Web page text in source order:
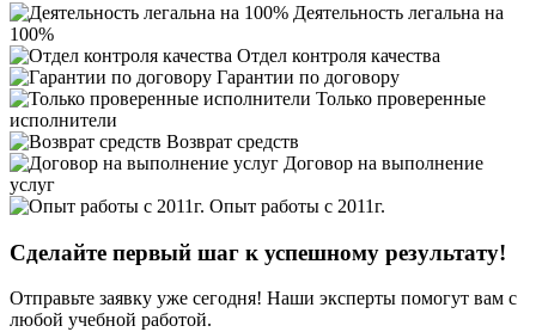
Деятельность легальна на
100%
Отдел контроля качества
Гарантии по договору
Только проверенные
исполнители
Возврат средств
Договор на выполнение
услуг
Опыт работы с 2011г.
Сделайте первый шаг к успешному результату!
Отправьте заявку уже сегодня! Наши эксперты помогут вам с
любой учебной работой.